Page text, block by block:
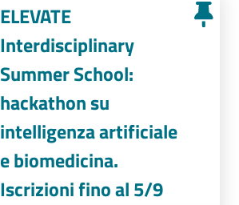
ELEVATE
Interdisciplinary
Summer School:
hackathon su
intelligenza artificiale
e biomedicina.
Iscrizioni fino al 5/9